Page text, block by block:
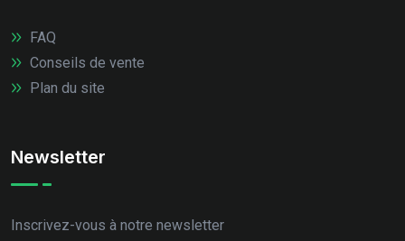
FAQ
Conseils de vente
Plan du site
Newsletter
Inscrivez-vous à notre newsletter